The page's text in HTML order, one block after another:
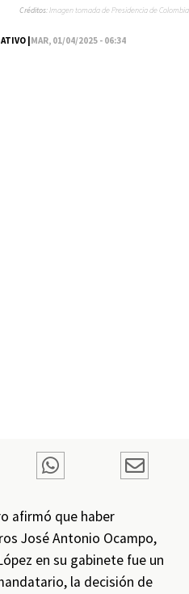
|MAR, 01/04/2025 - 06:34
Créditos:Imagen tomada de Presidencia de Colombia
afirmó que haber
José Antonio Ocampo,
en su gabinete fue un
la decisión de